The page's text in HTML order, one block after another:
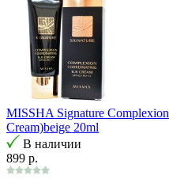
MISSHA Signature
Cream)beige 20ml
В наличии
899 р.